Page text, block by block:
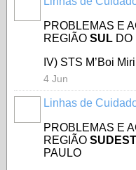
PROBLEMAS E
REGIÃO SUL DO
IV) STS M’Boi
4 Jun
Linhas de
PROBLEMAS E
REGIÃO
PAULO